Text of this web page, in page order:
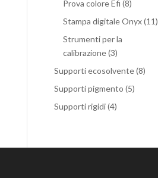
Prova colore Efi (8)
Stampa digitale Onyx(11)
Strumenti per la
calibrazione(3)
Supporti ecosolvente(8)
Supporti pigmento (5)
Supporti rigidi(4)